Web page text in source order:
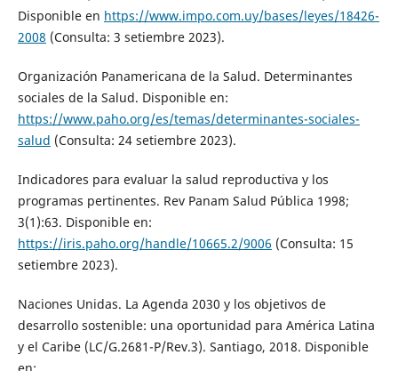
Disponible en https://www.impo.com.uy/bases/leyes/18426-
2008 (Consulta: 3 setiembre 2023).
Organización Panamericana de la Salud. Determinantes
sociales de la Salud. Disponible en:
https://www.paho.org/es/temas/determinantes-sociales-
salud (Consulta: 24 setiembre 2023).
Indicadores para evaluar la salud reproductiva y los
programas pertinentes. Rev Panam Salud Pública 1998;
3(1):63. Disponible en:
https://iris.paho.org/handle/10665.2/9006 (Consulta: 15
setiembre 2023).
Naciones Unidas. La Agenda 2030 y los objetivos de
desarrollo sostenible: una oportunidad para América Latina
y el Caribe (LC/G.2681-P/Rev.3). Santiago, 2018. Disponible